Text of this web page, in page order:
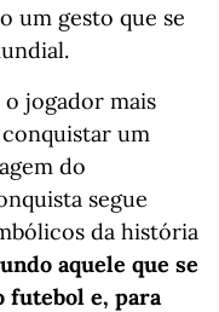
um gesto que se
o jogador mais
um
do
segue
da história
aquele que se
futebol e, para